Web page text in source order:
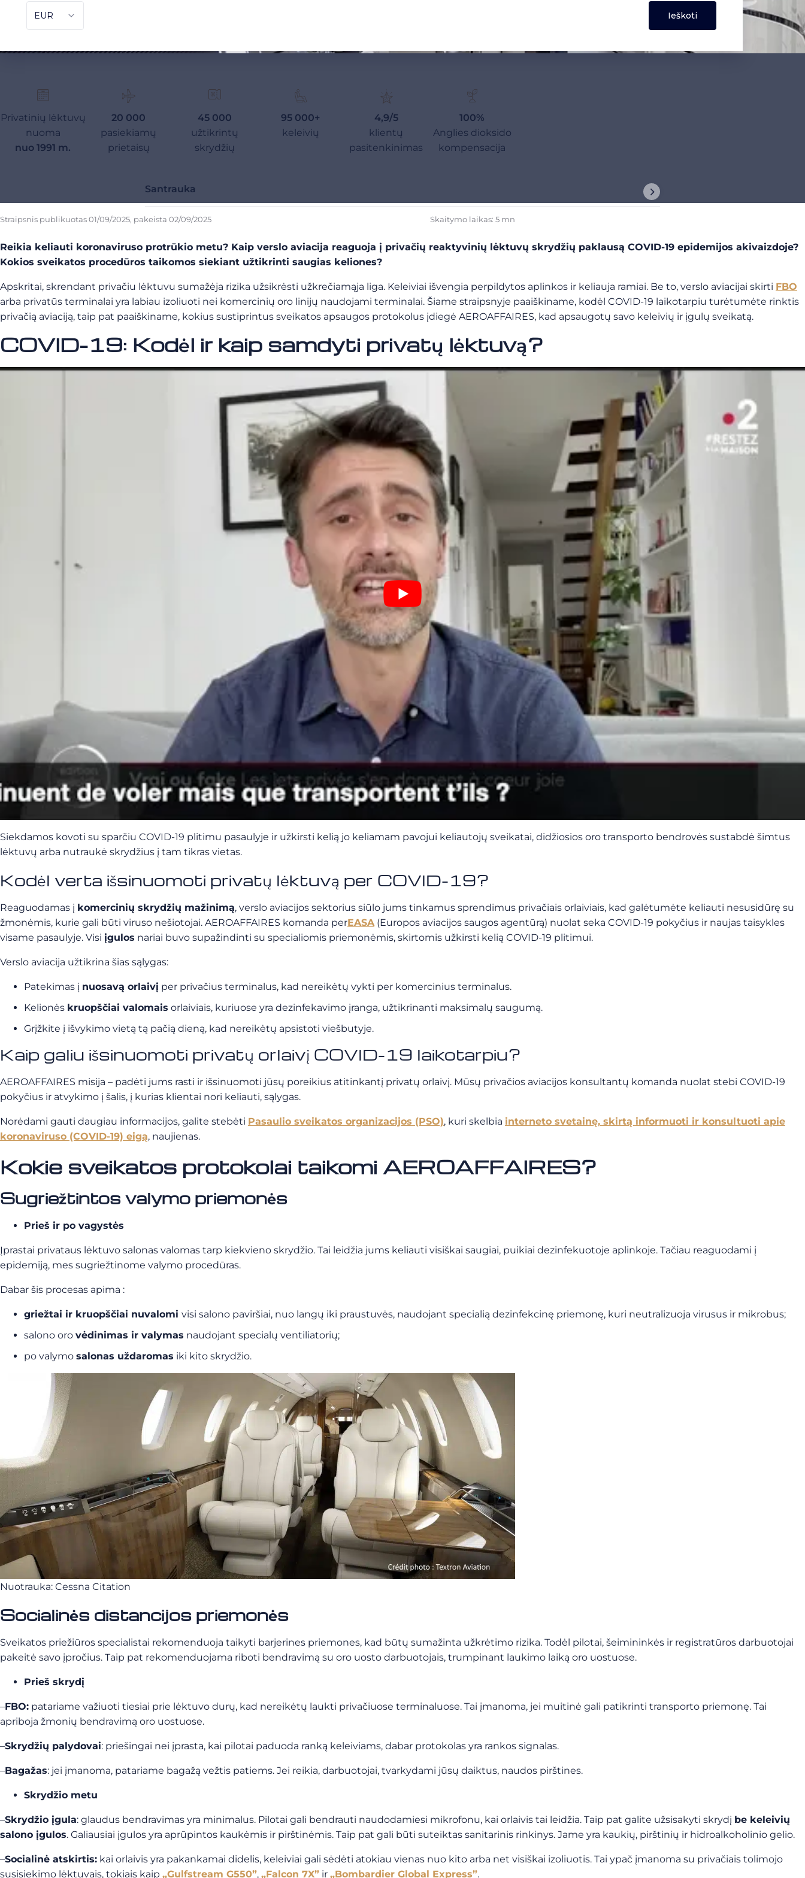
Privatinių lėktuvų
nuoma
nuo 1991 m.
20 000
pasiekiamų
prietaisų
45 000
užtikrintų
skrydžių
95 000+
keleivių
4,9/5
klientų
pasitenkinimas
100%
Anglies dioksido
kompensacija
Santrauka
Straipsnis publikuotas01/09/2025, pakeista 02/09/2025 Skaitymo laikas: 5 mn
Reikia keliauti koronaviruso protrūkio metu? Kaip verslo aviacija reaguoja į privačių reaktyvinių lėktuvų skrydžių paklausą COVID-19 epidemijos akivaizdoje?
Kokios sveikatos procedūros taikomos siekiant užtikrinti saugias keliones?
Apskritai, skrendant privačiu lėktuvu sumažėja rizika užsikrėsti užkrečiamąja liga. Keleiviai išvengia perpildytos aplinkos ir keliauja ramiai. Be to, verslo aviacijai skirti FBO
arba privatūs terminalai yra labiau izoliuoti nei komercinių oro linijų naudojami terminalai. Šiame straipsnyje paaiškiname, kodėl COVID-19 laikotarpiu turėtumėte rinktis
privačią aviaciją, taip pat paaiškiname, kokius sustiprintus sveikatos apsaugos protokolus įdiegė AEROAFFAIRES, kad apsaugotų savo keleivių ir įgulų sveikatą.
COVID-19: Kodėl ir kaip samdyti privatų lėktuvą?
Siekdamos kovoti su sparčiu COVID-19 plitimu pasaulyje ir užkirsti kelią jo keliamam pavojui keliautojų sveikatai, didžiosios oro transporto bendrovės sustabdė šimtus
lėktuvų arba nutraukė skrydžius į tam tikras vietas.
Kodėl verta išsinuomoti privatų lėktuvą per COVID-19?
Reaguodamas į komercinių skrydžių mažinimą, verslo aviacijos sektorius siūlo jums tinkamus sprendimus privačiais orlaiviais, kad galėtumėte keliauti nesusidūrę su
žmonėmis, kurie gali būti viruso nešiotojai. AEROAFFAIRES komanda perEASA (Europos aviacijos saugos agentūrą) nuolat seka COVID-19 pokyčius ir naujas taisykles
visame pasaulyje. Visi įgulos nariai buvo supažindinti su specialiomis priemonėmis, skirtomis užkirsti kelią COVID-19 plitimui.
Verslo aviacija užtikrina šias sąlygas:
Patekimas į nuosavą orlaivį per privačius terminalus, kad nereikėtų vykti per komercinius terminalus.
Kelionės kruopščiai valomais orlaiviais, kuriuose yra dezinfekavimo įranga, užtikrinanti maksimalų saugumą.
Grįžkite į išvykimo vietą tą pačią dieną, kad nereikėtų apsistoti viešbutyje.
Kaip galiu išsinuomoti privatų orlaivį COVID-19 laikotarpiu?
AEROAFFAIRES misija – padėti jums rasti ir išsinuomoti jūsų poreikius atitinkantį privatų orlaivį. Mūsų privačios aviacijos konsultantų komanda nuolat stebi COVID-19
pokyčius ir atvykimo į šalis, į kurias klientai nori keliauti, sąlygas.
Norėdami gauti daugiau informacijos, galite stebėti Pasaulio sveikatos organizacijos (PSO), kuri skelbia interneto svetainę, skirtą informuoti ir konsultuoti apie
koronaviruso (COVID-19) eigą, naujienas.
Kokie sveikatos protokolai taikomi AEROAFFAIRES?
Sugriežtintos valymo priemonės
Prieš ir po vagystės
Įprastai privataus lėktuvo salonas valomas tarp kiekvieno skrydžio. Tai leidžia jums keliauti visiškai saugiai, puikiai dezinfekuotoje aplinkoje. Tačiau reaguodami į
epidemiją, mes sugriežtinome valymo procedūras.
Dabar šis procesas apima :
griežtai ir kruopščiai nuvalomi visi salono paviršiai, nuo langų iki praustuvės, naudojant specialią dezinfekcinę priemonę, kuri neutralizuoja virusus ir mikrobus;
salono oro vėdinimas ir valymas naudojant specialų ventiliatorių;
po valymo salonas uždaromas iki kito skrydžio.
Nuotrauka: Cessna Citation
Socialinės distancijos priemonės
Sveikatos priežiūros specialistai rekomenduoja taikyti barjerines priemones, kad būtų sumažinta užkrėtimo rizika. Todėl pilotai, šeimininkės ir registratūros darbuotojai
pakeitė savo įpročius. Taip pat rekomenduojama riboti bendravimą su oro uosto darbuotojais, trumpinant laukimo laiką oro uostuose.
Prieš skrydį
–FBO: patariame važiuoti tiesiai prie lėktuvo durų, kad nereikėtų laukti privačiuose terminaluose. Tai įmanoma, jei muitinė gali patikrinti transporto priemonę. Tai
apriboja žmonių bendravimą oro uostuose.
–Skrydžių palydovai: priešingai nei įprasta, kai pilotai paduoda ranką keleiviams, dabar protokolas yra rankos signalas.
–Bagažas: jei įmanoma, patariame bagažą vežtis patiems. Jei reikia, darbuotojai, tvarkydami jūsų daiktus, naudos pirštines.
Skrydžio metu
–Skrydžio įgula: glaudus bendravimas yra minimalus. Pilotai gali bendrauti naudodamiesi mikrofonu, kai orlaivis tai leidžia. Taip pat galite užsisakyti skrydį be keleivių
salono įgulos. Galiausiai įgulos yra aprūpintos kaukėmis ir pirštinėmis. Taip pat gali būti suteiktas sanitarinis rinkinys. Jame yra kaukių, pirštinių ir hidroalkoholinio gelio.
–Socialinė atskirtis: kai orlaivis yra pakankamai didelis, keleiviai gali sėdėti atokiau vienas nuo kito arba net visiškai izoliuotis. Tai ypač įmanoma su privačiais tolimojo
susisiekimo lėktuvais, tokiais kaip „Gulfstream G550”, „Falcon 7X” ir „Bombardier Global Express”.